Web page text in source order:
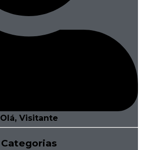
Olá, Visitante
Categorias